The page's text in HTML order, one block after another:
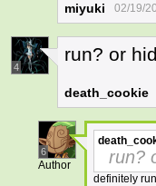
miyuki 02/19/
4
run? or
death_cookie
6
Author run?
definitely